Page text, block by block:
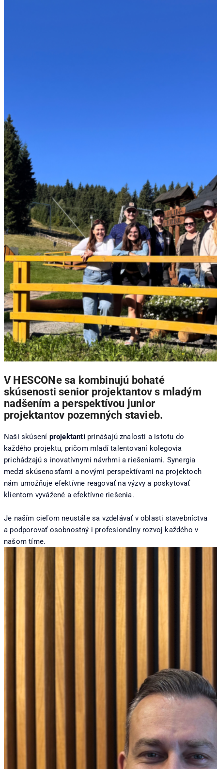
V HESCONe sa kombinujú bohaté
skúsenosti senior projektantov s mladým
nadšením a perspektívou junior
projektantov pozemných stavieb.
Naši skúsení projektanti prinášajú znalosti a istotu do
každého projektu, pričom mladí talentovaní kolegovia
prichádzajú s inovatívnymi návrhmi a riešeniami. Synergia
medzi skúsenosťami a novými perspektívami na projektoch
nám umožňuje efektívne reagovať na výzvy a poskytovať
klientom vyvážené a efektívne riešenia.
Je naším cieľom neustále sa vzdelávať v oblasti stavebníctva
a podporovať osobnostný i profesionálny rozvoj každého v
našom tíme.